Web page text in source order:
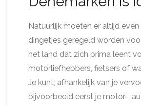
Natuurlijk moeten er altijd
dingetjes geregeld worden
het land dat zich prima leent
motorliefhebbers, fietsers of
Je kunt, afhankelijk van je
bijvoorbeeld eerst je motor-,